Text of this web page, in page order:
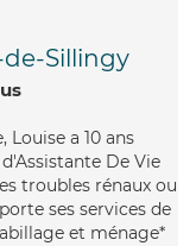
Sillingy
a 10 ans
De Vie
troubles rénaux ou
ses services de
et ménage*